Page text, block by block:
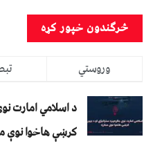
وروستي
د اسلامي امارت
کرښې هاخوا نوې